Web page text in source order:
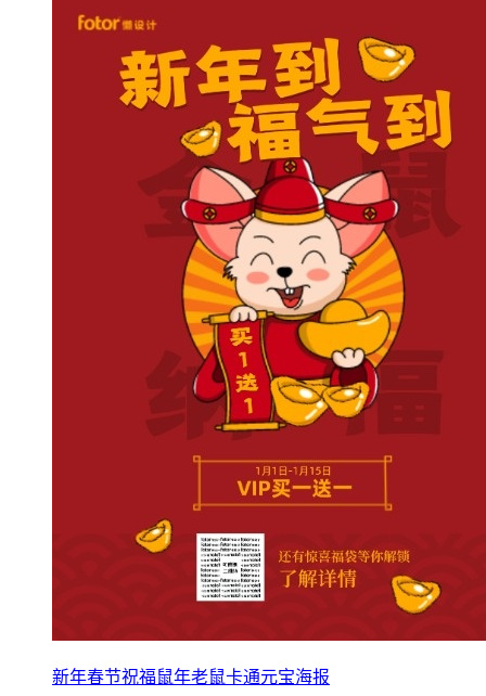
新年春节祝福鼠年老鼠卡通元宝海报